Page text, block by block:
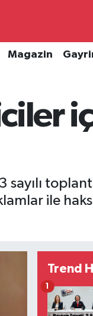
Magazin
ile
Trend
1